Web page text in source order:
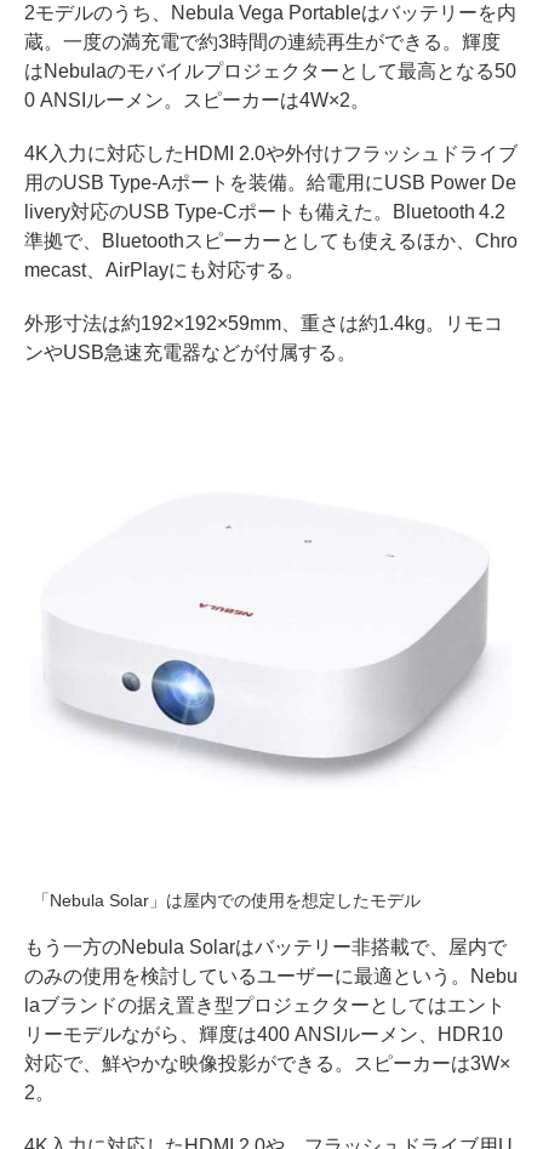
2モデルのうち、Nebula Vega Portableはバッテリーを内
蔵。一度の満充電で約3時間の連続再生ができる。輝度
はNebulaのモバイルプロジェクターとして最高となる50
0 ANSIルーメン。スピーカーは4W×2。
4K入力に対応したHDMI 2.0や外付けフラッシュドライブ
用のUSB Type-Aポートを装備。給電用にUSB Power De
livery対応のUSB Type-Cポートも備えた。Bluetooth 4.2
準拠で、Bluetoothスピーカーとしても使えるほか、Chro
mecast、AirPlayにも対応する。
外形寸法は約192×192×59mm、重さは約1.4kg。リモコ
ンやUSB急速充電器などが付属する。
「Nebula Solar」は屋内での使用を想定したモデル
もう一方のNebula Solarはバッテリー非搭載で、屋内で
のみの使用を検討しているユーザーに最適という。Nebu
laブランドの据え置き型プロジェクターとしてはエント
リーモデルながら、輝度は400 ANSIルーメン、HDR10
対応で、鮮やかな映像投影ができる。スピーカーは3W×
2。